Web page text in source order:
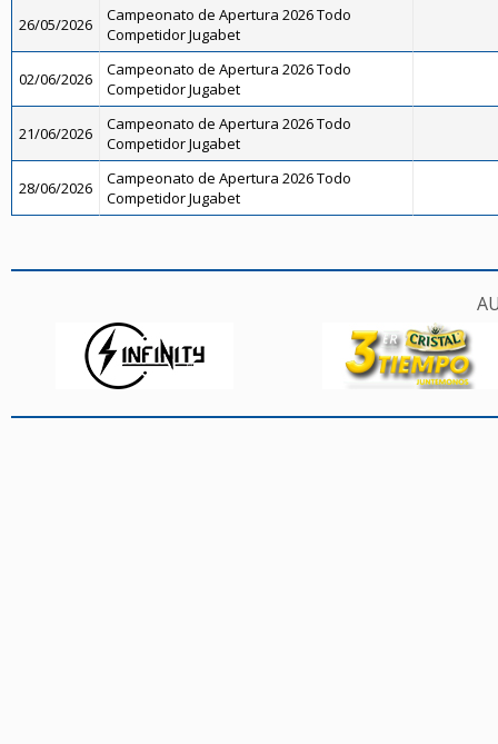
26/05/2026
Campeonato de Apertura 2026 Todo
Competidor Jugabet
02/06/2026
Campeonato de Apertura 2026 Todo
Competidor Jugabet
21/06/2026
Campeonato de Apertura 2026 Todo
Competidor Jugabet
28/06/2026
Campeonato de Apertura 2026 Todo
Competidor Jugabet